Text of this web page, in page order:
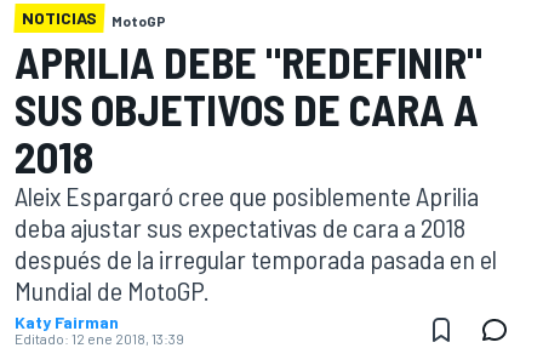
NOTICIAS MotoGP
APRILIA DEBE "REDEFINIR"
SUS OBJETIVOS DE CARA A
2018
Aleix Espargaró cree que posiblemente Aprilia
deba ajustar sus expectativas de cara a 2018
después de la irregular temporada pasada en el
Mundial de MotoGP.
Katy Fairman
Editado: 12 ene 2018, 13:39